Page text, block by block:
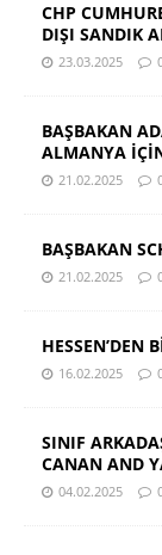
CHP
DIŞI SANDIK
23.03.2025
BAŞBAKAN
ALMANYA
21.02.2025
BAŞBAKAN
21.02.2025
HESSEN’DEN
16.02.2025
SINIF
CANAN AND
04.02.2025